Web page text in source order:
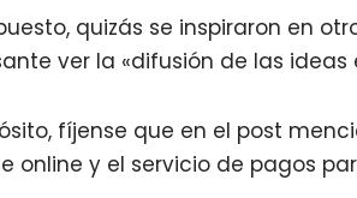
quizás se inspiraron en
ver la «difusión de las ideas
fíjense que en el post
online y el servicio de pagos